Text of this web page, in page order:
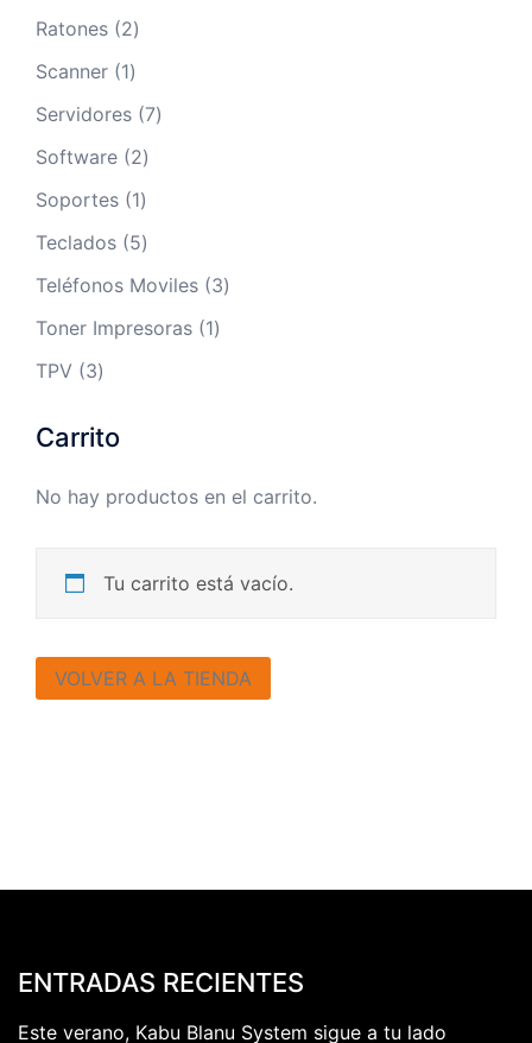
productos
Ratones 22
productos
Scanner 11
producto
Servidores 77
Software 22
productos
Soportes 11
producto
Teclados 55
productos
Teléfonos Moviles 33
Toner Impresoras 11
TPV 33
Carrito
No hay productos en el carrito.
Tu carrito está vacío.
VOLVER A LA TIENDA
ENTRADAS RECIENTES
Este verano, Kabu Blanu System sigue a tu lado